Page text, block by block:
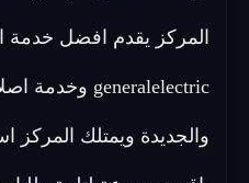
والجديدة ويمتلك